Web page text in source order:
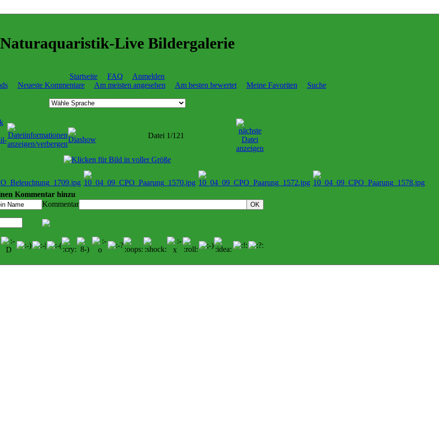
Naturaquaristik-Live Bildergalerie
Startseite FAQ
Anmelden
Neueste Kommentare Am meisten angesehen Am besten bewertet Meine Favoriten Suche
Datei 1/121
Kommentar hinzu
Kommentar